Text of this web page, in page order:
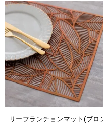
リーフランチョンマット(ブロ